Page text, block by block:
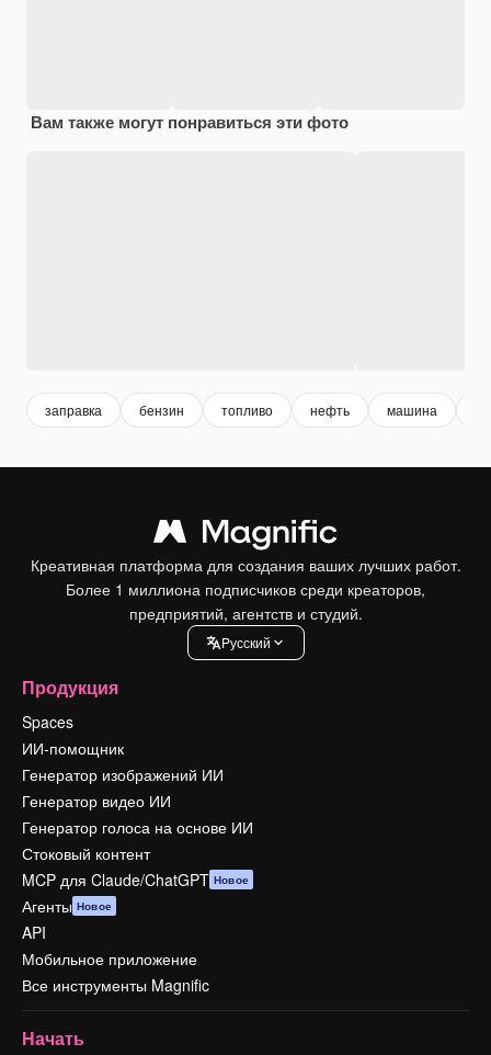
Вам также могут понравиться эти фото
заправка бензин топливо нефть машина
Креативная платформа для создания ваших лучших работ.
Более 1 миллиона подписчиков среди креаторов,
предприятий, агентств и студий.
Pусский
Продукция
Spaces
ИИ-помощник
Генератор изображений ИИ
Генератор видео ИИ
Генератор голоса на основе ИИ
Стоковый контент
MCP для Claude/ChatGPT Новое
Агенты Новое
API
Мобильное приложение
Все инструменты Magnific
Начать